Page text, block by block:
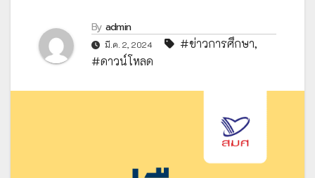
By admin
มี.ค. 2, 2024 #ข่าวการศึกษา,
#ดาวน์โหลด